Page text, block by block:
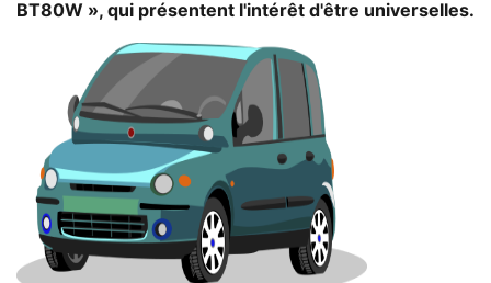
BT80W », qui présentent l'intérêt d'être universelles.